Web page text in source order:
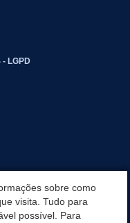
- LGPD
sobre como
visita. Tudo para
possível. Para